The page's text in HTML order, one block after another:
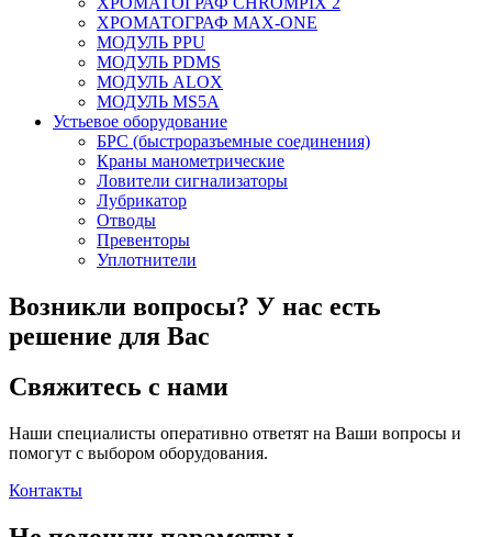
ХРОМАТОГРАФ MAX-ONE
МОДУЛЬ PPU
МОДУЛЬ PDMS
МОДУЛЬ ALOX
МОДУЛЬ MS5A
Устьевое оборудование
БРС (быстроразъемные соединения)
Краны манометрические
Ловители сигнализаторы
Лубрикатор
Отводы
Превенторы
Уплотнители
Возникли вопросы? У нас есть
решение для Вас
Свяжитесь с нами
Наши специалисты оперативно ответят на Ваши вопросы и
помогут с выбором оборудования.
Контакты